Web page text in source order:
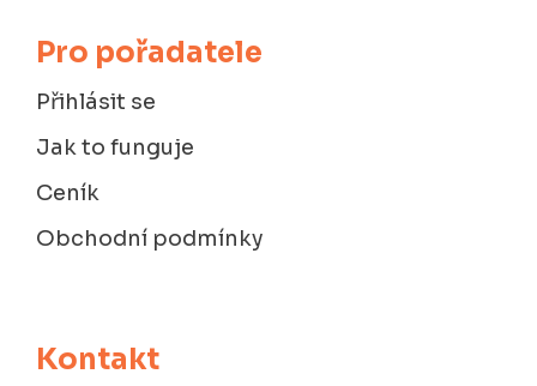
Pro pořadatele
Přihlásit se
Jak to funguje
Ceník
Obchodní podmínky
Kontakt